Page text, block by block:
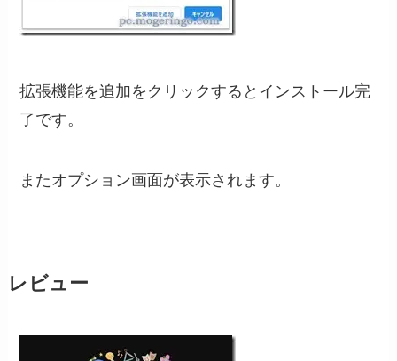
拡張機能を追加をクリックするとインストール完
了です。
またオプション画面が表示されます。
レビュー